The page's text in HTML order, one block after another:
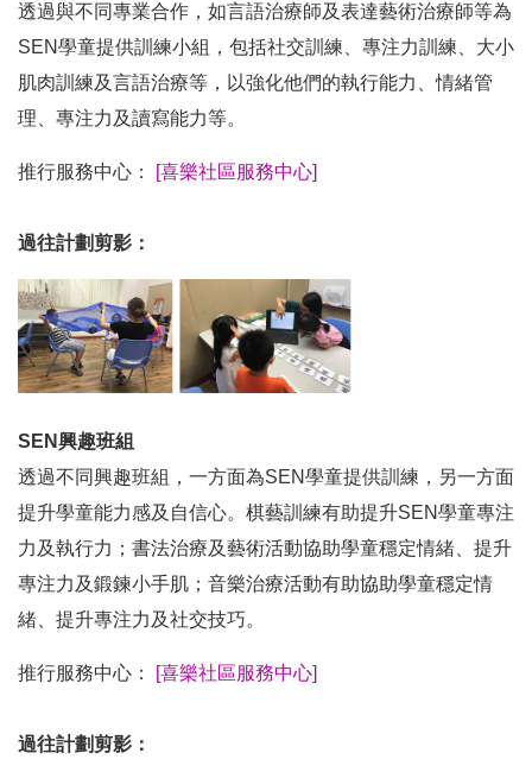
透過與不同專業合作，如言語治療師及表達藝術治療師等為
SEN學童提供訓練小組，包括社交訓練、專注力訓練、大小
肌肉訓練及言語治療等，以強化他們的執行能力、情緒管
理、專注力及讀寫能力等。
推行服務中心： [喜樂社區服務中心]
過往計劃剪影：
SEN興趣班組
透過不同興趣班組，一方面為SEN學童提供訓練，另一方面
提升學童能力感及自信心。棋藝訓練有助提升SEN學童專注
力及執行力；書法治療及藝術活動協助學童穩定情緒、提升
專注力及鍛鍊小手肌；音樂治療活動有助協助學童穩定情
緒、提升專注力及社交技巧。
推行服務中心： [喜樂社區服務中心]
過往計劃剪影：